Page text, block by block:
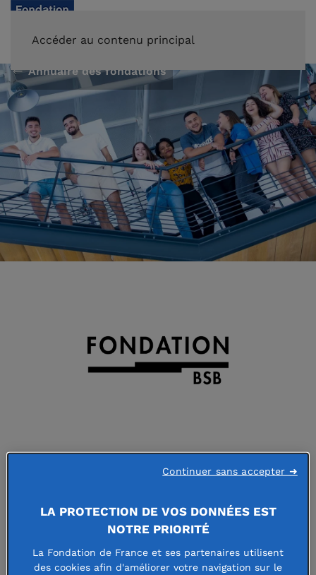
Accéder au contenu principal
Annuaire des fondations
FONDATION BSB
https://fondation.bsb-education.com/
Faire un don à cette fondation
LA PROTECTION DE VOS DONNÉES EST
NOTRE PRIORITÉ
La Fondation de France et ses partenaires utilisent
des cookies afin d'améliorer votre navigation sur le
Continuer sans accepter ➜